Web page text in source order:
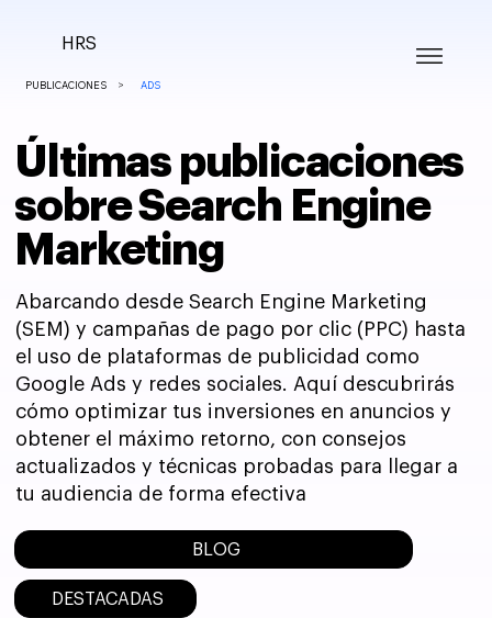
PUBLICACIONES > ADS
HRS
Últimas publicaciones
sobre Search Engine
Marketing
Abarcando desde Search Engine Marketing
(SEM) y campañas de pago por clic (PPC) hasta
el uso de plataformas de publicidad como
Google Ads y redes sociales. Aquí descubrirás
cómo optimizar tus inversiones en anuncios y
obtener el máximo retorno, con consejos
actualizados y técnicas probadas para llegar a
tu audiencia de forma efectiva
BLOG
DESTACADAS